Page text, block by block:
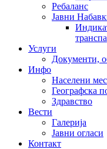
Ребаланс
Јавни
Услуги
Документи,
Инфо
Населени
Географска
Здравство
Вести
Галеријa
Јавни огласи
Контакт